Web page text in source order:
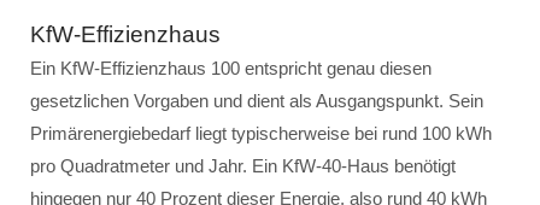
KfW-Effizienzhaus
Ein KfW-Effizienzhaus 100 entspricht genau diesen
gesetzlichen Vorgaben und dient als Ausgangspunkt. Sein
Primärenergiebedarf liegt typischerweise bei rund 100 kWh
pro Quadratmeter und Jahr. Ein KfW-40-Haus benötigt
hingegen nur 40 Prozent dieser Energie, also rund 40 kWh